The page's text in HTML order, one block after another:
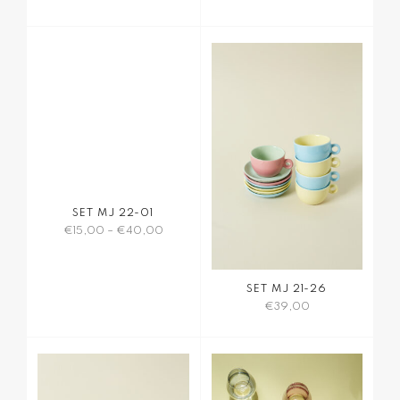
SET MJ 22-01
€ 15,00 – €40,00
Die
SET MJ 21-26
€39,00